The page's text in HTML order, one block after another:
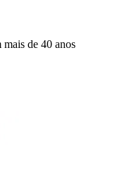
mais de 40 anos